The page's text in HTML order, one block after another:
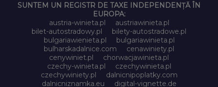
SUNTEM UN REGISTR DE TAXE INDEPENDENȚĂ ÎN
EUROPA:
austria-winieta.pl
austriawinieta.pl
bilet-autostradowy.pl
bilety-autostradowe.pl
bulgariawienieta.pl
bulgariawinieta.pl
bulharskadalnice.com
cenawiniety.pl
cenywiniet.pl
chorwacjawinieta.pl
czechy-winieta.pl
czechywinieta.pl
czechywiniety.pl
dalnicnipoplatky.com
dalnicniznamka.eu
digital-vignette.de